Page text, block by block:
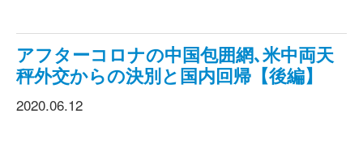
アフターコロナの中国包囲網､米中両天
秤外交からの決別と国内回帰【後編】
2020.06.12